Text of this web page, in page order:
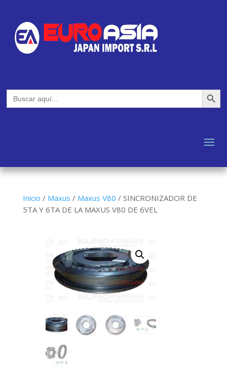
Buscar: Botón de
Inicio / Maxus / Maxus V80 / SINCRONIZADOR DE
5TA Y 6TA DE LA MAXUS V80 DE 6VEL